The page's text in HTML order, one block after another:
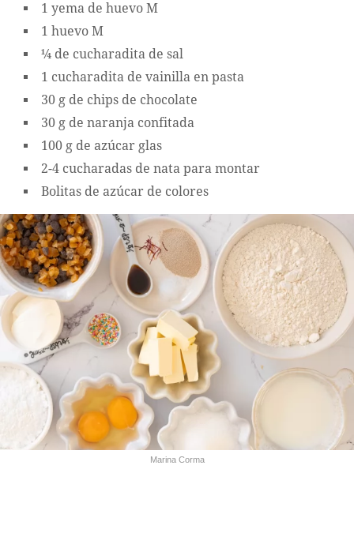
1 yema de huevo M
1 huevo M
¼ de cucharadita de sal
1 cucharadita de vainilla en pasta
30 g de chips de chocolate
30 g de naranja confitada
100 g de azúcar glas
2-4 cucharadas de nata para montar
Bolitas de azúcar de colores
Marina Corma